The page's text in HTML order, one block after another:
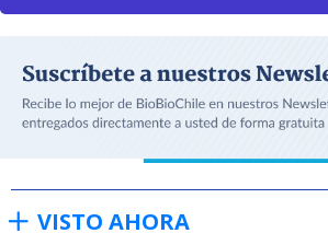
VISTO AHORA